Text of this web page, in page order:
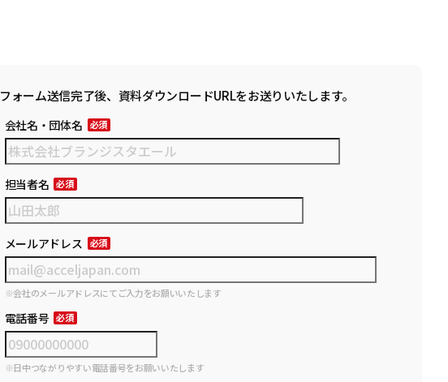
フォーム送信完了後、資料ダウンロードURLをお送りいたします。
会社名・団体名
担当者名
メールアドレス
※会社のメールアドレスにてご入力をお願いいたします
電話番号
※日中つながりやすい電話番号をお願いいたします